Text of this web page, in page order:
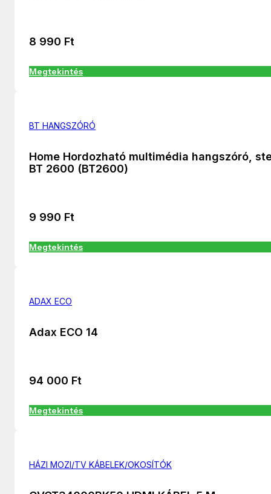
8 990 Ft
Megtekintés
BT HANGSZÓRÓ
Home Hordozható multimédia hangszóró,
BT 2600 (BT2600)
9 990 Ft
Megtekintés
ADAX ECO
Adax ECO 14
94 000 Ft
Megtekintés
HÁZI MOZI/TV KÁBELEK/OKOSÍTÓK